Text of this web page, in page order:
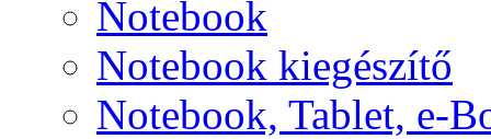
Notebook
Notebook kiegészítő
Notebook, Tablet, e-